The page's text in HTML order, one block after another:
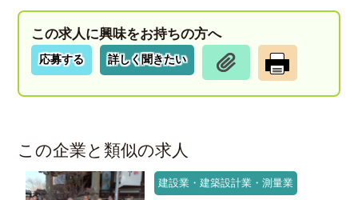
この求人に興味をお持ちの方へ
応募する 詳しく聞きたい
この企業と類似の求人
建設業・建築設計業・測量業